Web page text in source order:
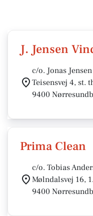
J. Jensen
c/o. Jonas Jensen
Teisensvej 4, st.
9400
Prima Clean
c/o. Tobias
Mølndalsvej 16,
9400